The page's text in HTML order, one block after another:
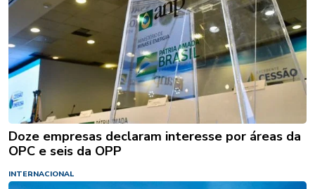
Doze empresas declaram interesse por áreas da
OPC e seis da OPP
INTERNACIONAL